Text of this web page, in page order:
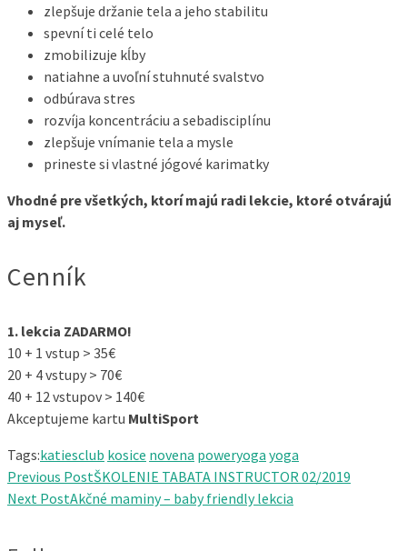
zlepšuje držanie tela a jeho stabilitu
​spevní ti celé telo
zmobilizuje kĺby
natiahne a uvoľní stuhnuté svalstvo
​​​odbúrava stres
rozvíja koncentráciu a sebadisciplínu
zlepšuje vnímanie tela a mysle
prineste si vlastné jógové karimatky
Vhodné pre všetkých, ktorí majú radi lekcie, ktoré otvárajú
aj myseľ.
Cenník
1. lekcia ZADARMO!
10 + 1 vstup > 35€
20 + 4 vstupy > 70€
40 + 12 vstupov > 140€
Akceptujeme kartu MultiSport
Tags:katiesclub kosice novena poweryoga yoga
Previous PostŠKOLENIE TABATA INSTRUCTOR 02/2019
Next PostAkčné maminy – baby friendly lekcia